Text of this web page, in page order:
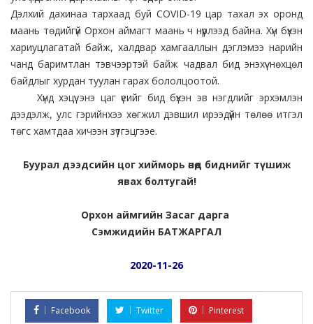
Дэлхий дахинаа тархаад буй COVID-19 цар тахал эх оронд
маань төдийгүй Орхон аймагт маань ч нүүрлээд байна. Хүн бүхэн
хариуцлагатай байж, халдвар хамгааллын дэглэмээ нарийн
чанд баримтлан тэвчээртэй байж чадвал бид энэхүү нөхцөл
байдлыг хурдан туулан гарах бололцоотой.
Хүнд хэцүү энэ цаг үеийг бид бүхэн эв нэгдлийг эрхэмлэн
дээдэлж, улс гэрийнхээ хөгжил дэвшил ирээдүйн төлөө итгэл
төгс хамтдаа хичээн зүтгэцгээе.
Буурал дээдсийн цог хийморь өнөд биднийг түшиж
явах болтугай!
Орхон аймгийн Засаг дарга
Сэмжидийн БАТЖАРГАЛ
2020-11-26
Facebook Twitter Pinterest